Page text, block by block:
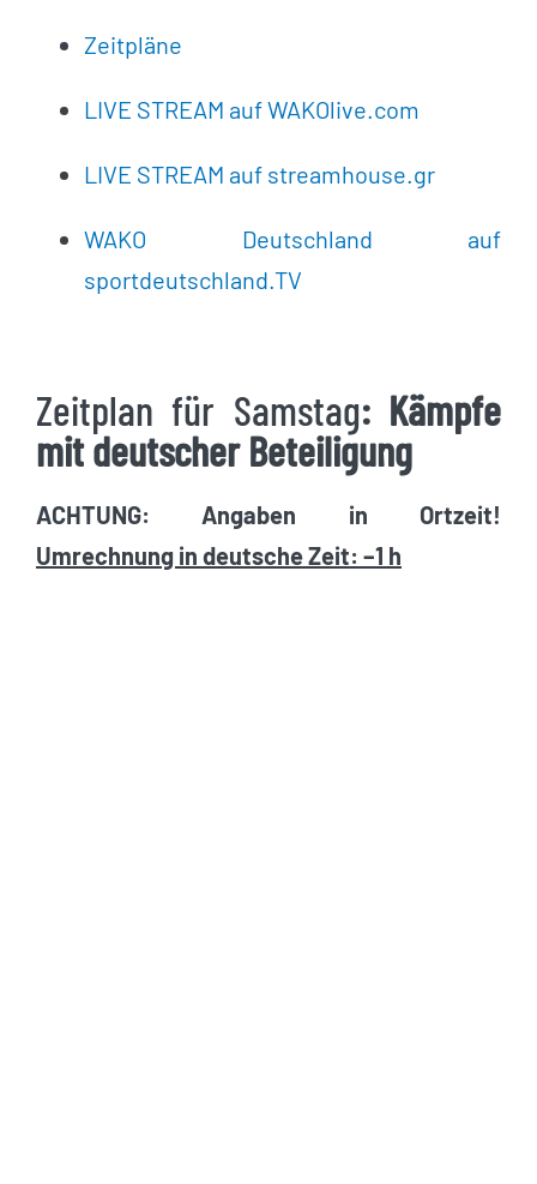
Zeitpläne
LIVE STREAM auf WAKOlive.com
LIVE STREAM auf streamhouse.gr
WAKO Deutschland auf
sportdeutschland.TV
Zeitplan für Samstag: Kämpfe
mit deutscher Beteiligung
ACHTUNG: Angaben in Ortzeit!
Umrechnung in deutsche Zeit: –1 h